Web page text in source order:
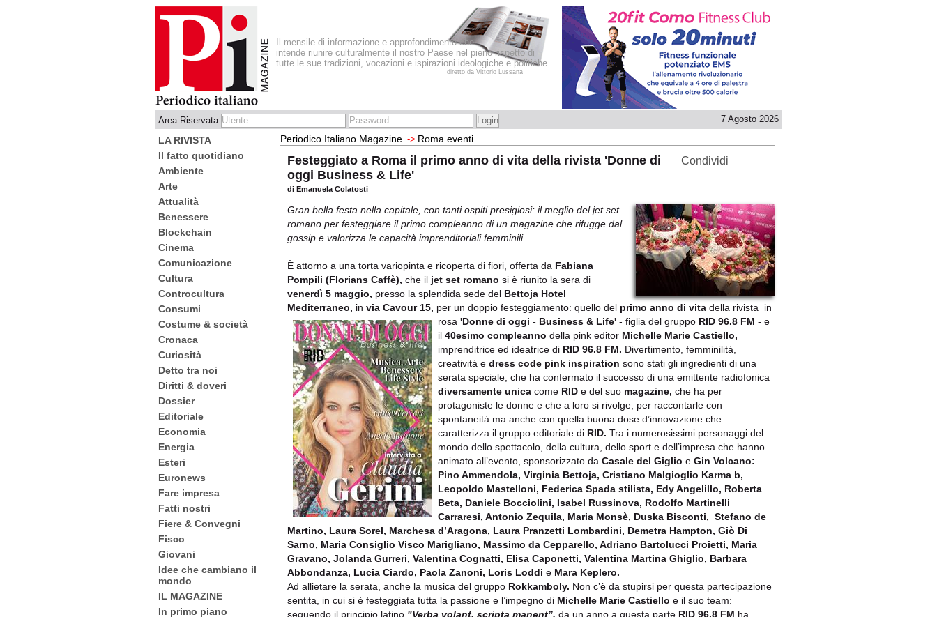
Il mensile di informazione e approfondimento che
intende riunire culturalmente il nostro Paese nel pieno rispetto di
tutte le sue tradizioni, vocazioni e ispirazioni ideologiche e politiche.
diretto da Vittorio Lussana
Area Riservata 7 Agosto 2026
LA RIVISTA
Il fatto quotidiano
Ambiente
Arte
Attualità
Benessere
Blockchain
Cinema
Comunicazione
Cultura
Controcultura
Consumi
Costume & società
Cronaca
Curiosità
Detto tra noi
Diritti & doveri
Dossier
Editoriale
Economia
Energia
Esteri
Euronews
Fare impresa
Fatti nostri
Fiere & Convegni
Fisco
Giovani
Idee che cambiano il
mondo
IL MAGAZINE
In primo piano
Periodico Italiano Magazine -> Roma eventi
Festeggiato a Roma il primo anno di vita della rivista 'Donne di
oggi Business & Life'
di Emanuela Colatosti
Condividi
Gran bella festa nella capitale, con tanti ospiti presigiosi: il meglio del jet set
romano per festeggiare il primo compleanno di un magazine che rifugge dal
gossip e valorizza le capacità imprenditoriali femminili
È attorno a una torta variopinta e ricoperta di fiori, offerta da Fabiana
Pompili (Florians Caffè), che il jet set romano si è riunito la sera di
venerdì 5 maggio, presso la splendida sede del Bettoja Hotel
Mediterraneo, in via Cavour 15, per un doppio festeggiamento: quello del primo anno di vita della rivista in
rosa 'Donne di oggi - Business & Life' - figlia del gruppo RID 96.8 FM - e
il 40esimo compleanno della pink editor Michelle Marie Castiello,
imprenditrice ed ideatrice di RID 96.8 FM. Divertimento, femminilità,
creatività e dress code pink inspiration sono stati gli ingredienti di una
serata speciale, che ha confermato il successo di una emittente radiofonica
diversamente unica come RID e del suo magazine, che ha per
protagoniste le donne e che a loro si rivolge, per raccontarle con
spontaneità ma anche con quella buona dose d’innovazione che
caratterizza il gruppo editoriale di RID. Tra i numerosissimi personaggi del
mondo dello spettacolo, della cultura, dello sport e dell’impresa che hanno
animato all’evento, sponsorizzato da Casale del Giglio e Gin Volcano:
Pino Ammendola, Virginia Bettoja, Cristiano Malgioglio Karma b,
Leopoldo Mastelloni, Federica Spada stilista, Edy Angelillo, Roberta
Beta, Daniele Bocciolini, Isabel Russinova, Rodolfo Martinelli
Carraresi, Antonio Zequila, Maria Monsè, Duska Bisconti, Stefano de
Martino, Laura Sorel, Marchesa d’Aragona, Laura Pranzetti Lombardini, Demetra Hampton, Giò Di
Sarno, Maria Consiglio Visco Marigliano, Massimo da Cepparello, Adriano Bartolucci Proietti, Maria
Gravano, Jolanda Gurreri, Valentina Cognatti, Elisa Caponetti, Valentina Martina Ghiglio, Barbara
Abbondanza, Lucia Ciardo, Paola Zanoni, Loris Loddi e Mara Keplero.
Ad allietare la serata, anche la musica del gruppo Rokkamboly. Non c’è da stupirsi per questa partecipazione
sentita, in cui si è festeggiata tutta la passione e l’impegno di Michelle Marie Castiello e il suo team:
seguendo il principio latino "Verba volant, scripta manent”, da un anno a questa parte RID 96.8 FM ha